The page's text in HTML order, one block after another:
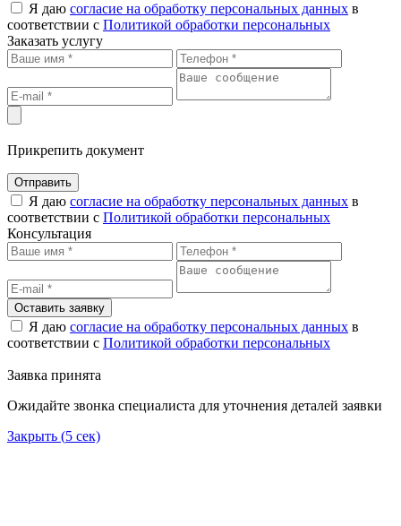
Я даю согласие на обработку персональных данных в
соответствии с Политикой обработки персональных
Заказать услугу
Прикрепить документ
Отправить
Я даю согласие на обработку персональных данных в
соответствии с Политикой обработки персональных
Консультация
Оставить заявку
Я даю согласие на обработку персональных данных в
соответствии с Политикой обработки персональных
Заявка принята
Ожидайте звонка специалиста для уточнения деталей заявки
Закрыть (5 сек)